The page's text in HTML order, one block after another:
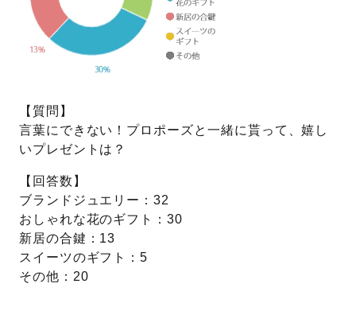
【質問】
言葉にできない！プロポーズと一緒に貰って、嬉し
いプレゼントは？
【回答数】
ブランドジュエリー：32
おしゃれな花のギフト：30
新居の合鍵：13
スイーツのギフト：5
その他：20